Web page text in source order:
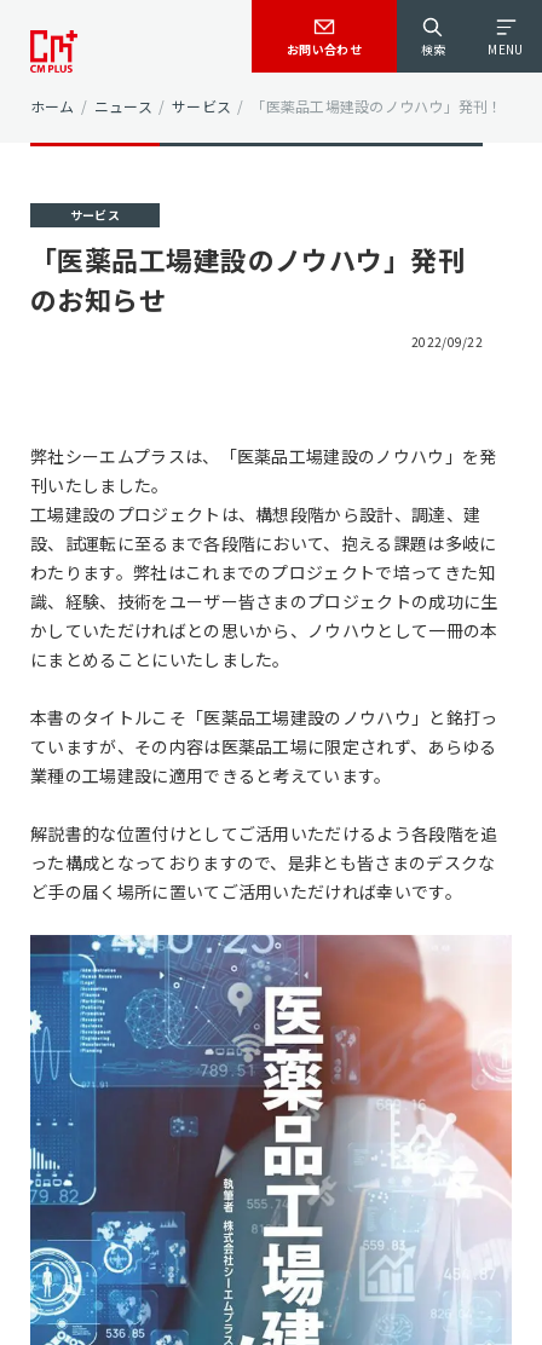
検索 MENU
お問い合わせ
ホーム / ニュース / サービス / 「医薬品工場建設のノウハウ」発刊！
サービス
「医薬品工場建設のノウハウ」発刊
のお知らせ
2022/09/22
弊社シーエムプラスは、「医薬品工場建設のノウハウ」を発
刊いたしました。
工場建設のプロジェクトは、構想段階から設計、調達、建
設、試運転に至るまで各段階において、抱える課題は多岐に
わたります。弊社はこれまでのプロジェクトで培ってきた知
識、経験、技術をユーザー皆さまのプロジェクトの成功に生
かしていただければとの思いから、ノウハウとして一冊の本
にまとめることにいたしました。
本書のタイトルこそ「医薬品工場建設のノウハウ」と銘打っ
ていますが、その内容は医薬品工場に限定されず、あらゆる
業種の工場建設に適用できると考えています。
解説書的な位置付けとしてご活用いただけるよう各段階を追
った構成となっておりますので、是非とも皆さまのデスクな
ど手の届く場所に置いてご活用いただければ幸いです。